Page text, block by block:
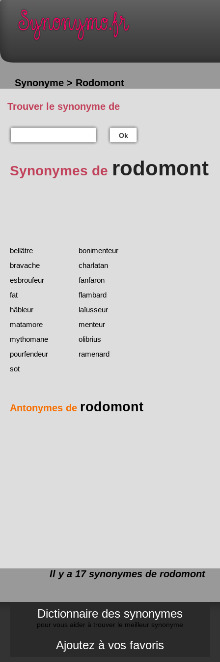
Synonyme > Rodomont
Trouver le synonyme de
Ok
Synonymes de rodomont
bellâtre
bonimenteur
bravache
charlatan
esbroufeur
fanfaron
fat
flambard
hâbleur
laïusseur
matamore
menteur
mythomane
olibrius
pourfendeur
ramenard
sot
Antonymes de rodomont
Il y a 17 synonymes de rodomont
Dictionnaire des synonymes
pour vous aider à trouver le meilleur synonyme
Ajoutez à vos favoris